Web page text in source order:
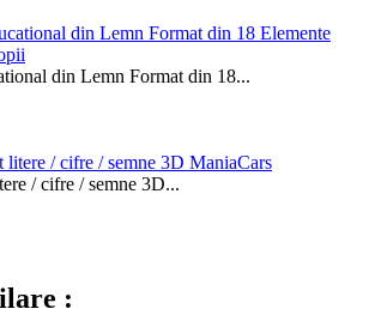
din Lemn Format din 18...
/ cifre / semne 3D...
: